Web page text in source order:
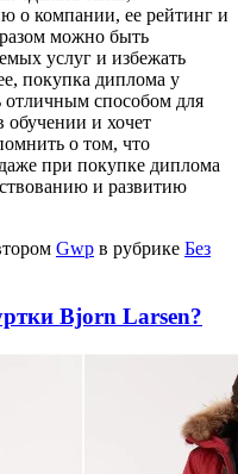
о компании, ее рейтинг и
можно быть
услуг и избежать
покупка диплома у
отличным способом для
обучении и хочет
о том, что
при покупке диплома
и развитию
Gwp в рубрике Без
Bjorn Larsen?